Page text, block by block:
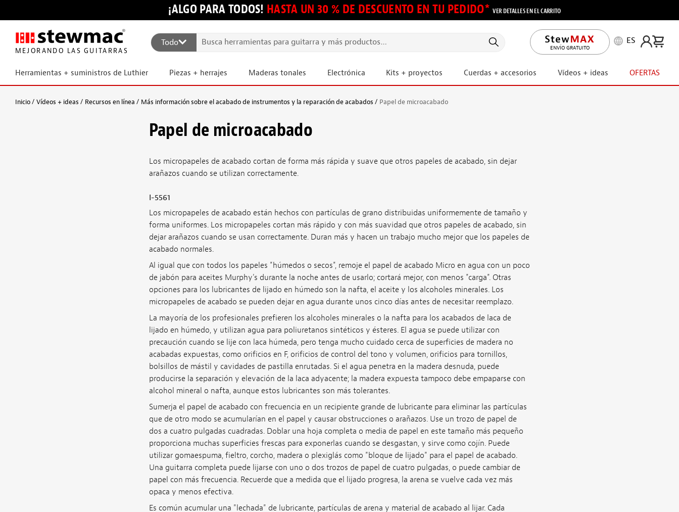
¡ALGO PARA TODOS! HASTA UN 30 % DE DESCUENTO EN TU PEDIDO*VER DETALLES EN EL CARRITO
MEJORANDO LAS GUITARRAS
Todo
ENVÍO GRATUITO
ES
Herramientas + suministros de Luthier Piezas + herrajes Maderas tonales Electrónica Kits + proyectos Cuerdas + accesorios Vídeos + ideas OFERTAS
Inicio Vídeos + ideas Recursos en línea Más información sobre el acabado de instrumentos y la reparación de acabados Papel de microacabado
Papel de microacabado
Los micropapeles de acabado cortan de forma más rápida y suave que otros papeles de acabado, sin dejar
arañazos cuando se utilizan correctamente.
I-5561
Los micropapeles de acabado están hechos con partículas de grano distribuidas uniformemente de tamaño y
forma uniformes. Los micropapeles cortan más rápido y con más suavidad que otros papeles de acabado, sin
dejar arañazos cuando se usan correctamente. Duran más y hacen un trabajo mucho mejor que los papeles de
acabado normales.
Al igual que con todos los papeles "húmedos o secos", remoje el papel de acabado Micro en agua con un poco
de jabón para aceites Murphy's durante la noche antes de usarlo; cortará mejor, con menos "carga". Otras
opciones para los lubricantes de lijado en húmedo son la nafta, el aceite y los alcoholes minerales. Los
micropapeles de acabado se pueden dejar en agua durante unos cinco días antes de necesitar reemplazo.
La mayoría de los profesionales prefieren los alcoholes minerales o la nafta para los acabados de laca de
lijado en húmedo, y utilizan agua para poliuretanos sintéticos y ésteres. El agua se puede utilizar con
precaución cuando se lije con laca húmeda, pero tenga mucho cuidado cerca de superficies de madera no
acabadas expuestas, como orificios en F, orificios de control del tono y volumen, orificios para tornillos,
bolsillos de mástil y cavidades de pastilla enrutadas. Si el agua penetra en la madera desnuda, puede
producirse la separación y elevación de la laca adyacente; la madera expuesta tampoco debe empaparse con
alcohol mineral o nafta, aunque estos lubricantes son más tolerantes.
Sumerja el papel de acabado con frecuencia en un recipiente grande de lubricante para eliminar las partículas
que de otro modo se acumularían en el papel y causar obstrucciones o arañazos. Use un trozo de papel de
dos a cuatro pulgadas cuadradas. Doblar una hoja completa o media de papel en este tamaño más pequeño
proporciona muchas superficies frescas para exponerlas cuando se desgastan, y sirve como cojín. Puede
utilizar gomaespuma, fieltro, corcho, madera o plexiglás como "bloque de lijado" para el papel de acabado.
Una guitarra completa puede lijarse con uno o dos trozos de papel de cuatro pulgadas, o puede cambiar de
papel con más frecuencia. Recuerde que a medida que el lijado progresa, la arena se vuelve cada vez más
opaca y menos efectiva.
Es común acumular una "lechada" de lubricante, partículas de arena y material de acabado al lijar. Cada